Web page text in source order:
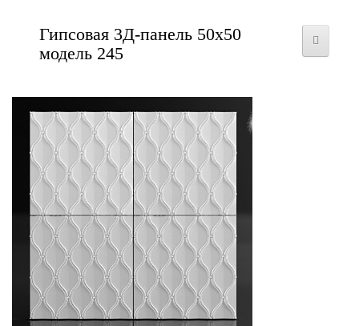
Гипсовая 3Д-панель 50x50
модель 245